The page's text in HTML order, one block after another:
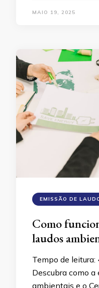
MAIO 19, 2025
EMISSÃO DE
Como
laudos
Tempo de leitura:
Descubra como a
ambientais e o